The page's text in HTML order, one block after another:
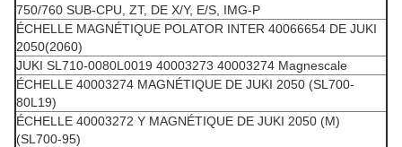
750/760 SUB-CPU, ZT, DE X/Y, E/S, IMG-P
ÉCHELLE MAGNÉTIQUE POLATOR INTER 40066654 DE JUKI
2050(2060)
JUKI SL710-0080L0019 40003273 40003274 Magnescale
ÉCHELLE 40003274 MAGNÉTIQUE DE JUKI 2050 (SL700-
80L19)
ÉCHELLE 40003272 Y MAGNÉTIQUE DE JUKI 2050 (M)
(SL700-95)